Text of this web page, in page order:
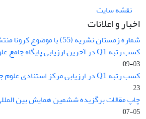
نقشه سایت
اخبار و اعلانات
شماره زمستان نشریه (55) با موضوع کرونا منتشر شد.
کسب رتبه Q1 در آخرین ارزیابی پایگاه جامع علوم استنادی ...
03-09
کسب رتبه Q1 در ارزیابی مرکز استنادی علوم جهان اسلام ...
23
چاپ مقالات برگزیده ششمین همایش بین
05-07